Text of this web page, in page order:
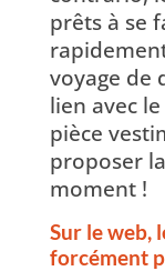
prêts à se
voyage de
lien avec
pièce
proposer
moment !
Sur le web,
forcément